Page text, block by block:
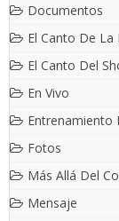
Documentos
El Canto De La
El Canto Del
En Vivo
Entrenamiento
Fotos
Más Allá Del
Mensaje